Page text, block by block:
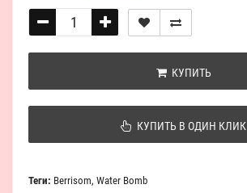
КУПИТЬ
КУПИТЬ В ОДИН КЛИК
Теги: Berrisom, Water Bomb